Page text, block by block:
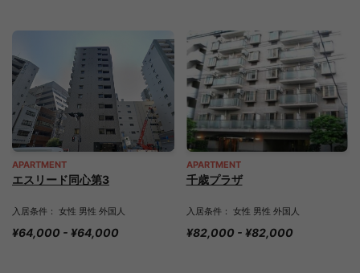
APARTMENT
エスリード同心第3
入居条件： 女性 男性 外国人
¥64,000 - ¥64,000
APARTMENT
千歳プラザ
入居条件： 女性 男性 外国人
¥82,000 - ¥82,000